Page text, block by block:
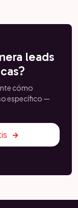
leads
cómo
específico —